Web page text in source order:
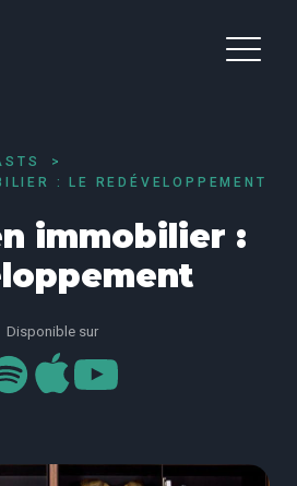
: LE REDÉVELOPPEMENT
immobilier :
Disponible sur